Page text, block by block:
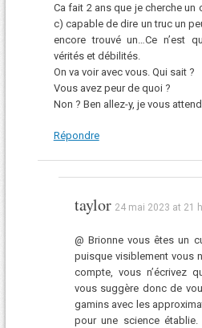
Ca fait 2 ans que je cherche
c) capable de dire un truc un
encore trouvé un…Ce n’est
vérités et débilités.
On va voir avec vous. Qui sait ?
Vous avez peur de quoi ?
Non ? Ben allez-y, je vous
Répondre
taylor 24 mai 2023 at 21
@ Brionne vous êtes un
puisque visiblement vous
compte, vous n’écrivez
vous suggère donc de
gamins avec les
pour une science